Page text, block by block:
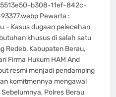
b308-11ef-842c-
Pewarta :
– Kasus dugaan pelecehan
khusus di salah satu
Redeb, Kabupaten Berau,
Firma Hukum HAM And
resmi menjadi pendamping
komitmennya mengawal
Polres Berau